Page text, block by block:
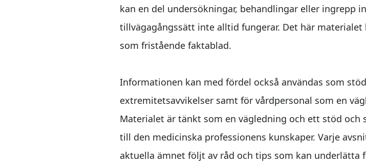
kan en del undersökningar, behandlingar eller ingrepp
tillvägagångssätt inte alltid fungerar. Det här
som fristående faktablad.
Informationen kan med fördel också användas som
extremitetsavvikelser samt för vårdpersonal som en
Materialet är tänkt som en vägledning och ett stöd
till den medicinska professionens kunskaper. Varje
aktuella ämnet följt av råd och tips som kan